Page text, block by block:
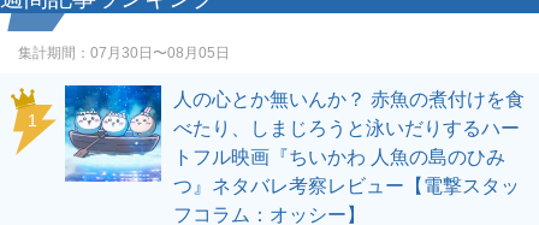
集計期間： 07月30日〜08月05日
1
人の心とか無いんか？ 赤魚の煮付けを食
べたり、しまじろうと泳いだりするハー
トフル映画『ちいかわ 人魚の島のひみ
つ』ネタバレ考察レビュー【電撃スタッ
フコラム：オッシー】